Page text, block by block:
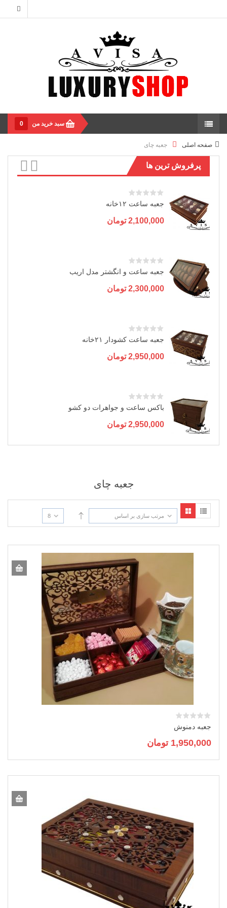
سبد خرید من 0
صفحه اصلی جعبه چای
پرفروش ترین ها
جعبه ساعت ۱۲خانه
2,100,000 تومان
جعبه ساعت و انگشتر مدل اریب
2,300,000 تومان
جعبه ساعت کشودار ۲۱خانه
2,950,000 تومان
باکس ساعت و جواهرات دو کشو
2,950,000 تومان
جعبه چای
مرتب سازی بر اساس 8
جعبه دمنوش
1,950,000 تومان